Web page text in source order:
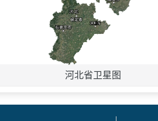
河北省卫星图